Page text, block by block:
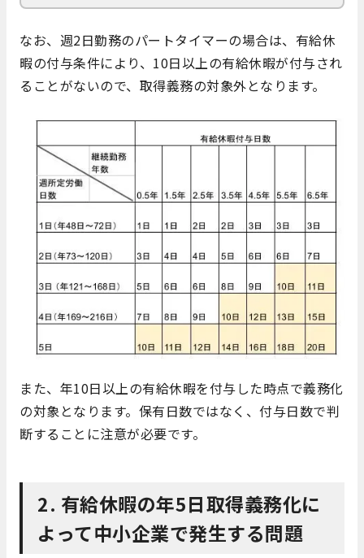
なお、週2日勤務のパートタイマーの場合は、有給休
暇の付与条件により、10日以上の有給休暇が付与され
ることがないので、取得義務の対象外となります。
また、年10日以上の有給休暇を付与した時点で義務化
の対象となります。保有日数ではなく、付与日数で判
断することに注意が必要です。
2. 有給休暇の年5日取得義務化に
よって中小企業で発生する問題